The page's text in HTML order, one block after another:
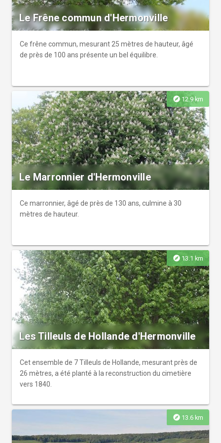
Le Frêne commun d'Hermonville
Ce frêne commun, mesurant 25 mètres de hauteur, âgé
de près de 100 ans présente un bel équilibre.
explore 12.9 km
Le Marronnier d'Hermonville
Ce marronnier, âgé de près de 130 ans, culmine à 30
mètres de hauteur.
explore 13.1 km
Les Tilleuls de Hollande d'Hermonville
Cet ensemble de 7 Tilleuls de Hollande, mesurant près de
26 mètres, a été planté à la reconstruction du cimetière
vers 1840.
explore 13.6 km